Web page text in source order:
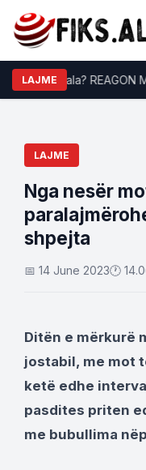
LAJME
Evis Sala? REAGON
LAJME
Nga nesër
shpejta
📅 14 June 2023🕐
Ditën e mërkurë
jostabil, me mot
ketë edhe
pasdites priten
me bubullima